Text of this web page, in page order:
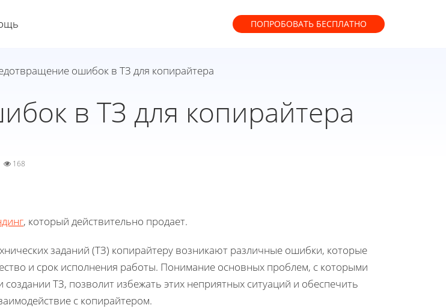
ПОПРОБОВАТЬ БЕСПЛАТНО
ошибок в ТЗ для копирайтера
в ТЗ для копирайтера
168
, который действительно продает.
заданий (ТЗ) копирайтеру возникают различные ошибки, которые
и срок исполнения работы. Понимание основных проблем, с которыми
создании ТЗ, позволит избежать этих неприятных ситуаций и обеспечить
с копирайтером.